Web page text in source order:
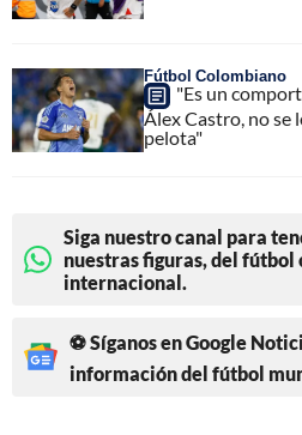
Fútbol Colombiano
"Es un
Álex Castro, no se
pelota"
Siga nuestro canal para
nuestras figuras, del fútbol
internacional.
⚽ Síganos en Google
información del fútbol